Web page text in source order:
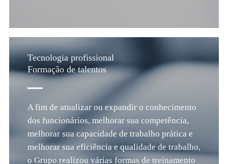
Tecnologia profissional
Formação de talentos
A fim de atualizar ou expandir o conhecimento
dos funcionários, melhorar sua competência,
melhorar sua capacidade de trabalho prática e
melhorar sua eficiência e qualidade de trabalho,
o Grupo realizou várias formas de treinamento